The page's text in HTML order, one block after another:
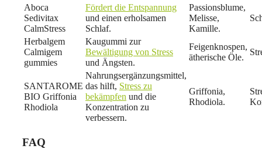
Aboca
Sedivitax
CalmStress
Fördert die Entspannung
und einen erholsamen
Schlaf.
Passionsblume,
Melisse,
Kamille.
Herbalgem
Calmigem
gummies
Kaugummi zur
Bewältigung von Stress
und Ängsten.
Feigenknospen,
ätherische Öle.
SANTAROME
BIO Griffonia
Rhodiola
Nahrungsergänzungsmittel,
das hilft, Stress zu
bekämpfen und die
Konzentration zu
verbessern.
Griffonia,
Rhodiola.
FAQ